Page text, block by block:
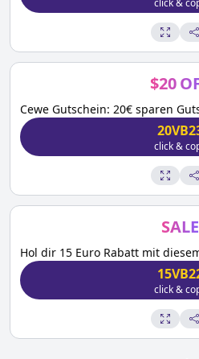
click &
$20
Cewe Gutschein: 20€ sparen
click &
SALE
Hol dir 15 Euro Rabatt mit
click &